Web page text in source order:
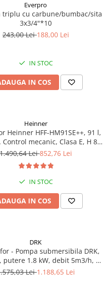
Everpro
triplu cu carbune/bumbac/sita
3x3/4"*10
243,00 Lei188,00 Lei
IN STOC
IN COS
Heinner
Heinner HFF-HM91SE++, 91 l,
Control mecanic, Clasa E, H 85
cm, Argintiu
1.490,64 Lei852,76 Lei
IN STOC
IN COS
DRK
- Pompa submersibila DRK,
putere 1.8 kW, debit 5m3/h, 8
+ Vas de expansiune 100 L,
Lei1.188,65 Lei